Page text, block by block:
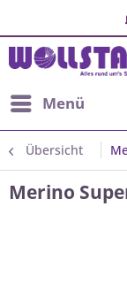
Menü
Übersicht
Merino